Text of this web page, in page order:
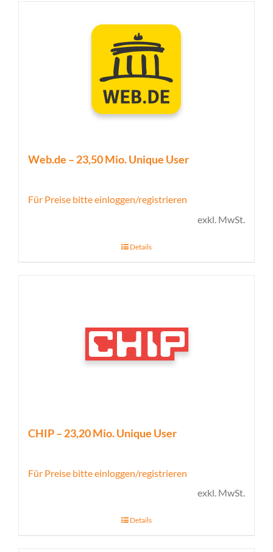
Web.de – 23,50 Mio. Unique User
Für Preise bitte einloggen/registrieren
exkl. MwSt.
Details
CHIP – 23,20 Mio. Unique User
Für Preise bitte einloggen/registrieren
exkl. MwSt.
Details